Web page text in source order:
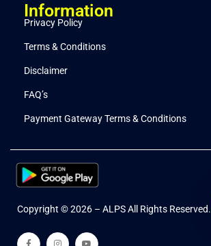
Information
Privacy Policy
Terms & Conditions
Disclaimer
FAQ’s
Payment Gateway Terms & Conditions
Copyright © 2026 – ALPS All Rights Reserved.